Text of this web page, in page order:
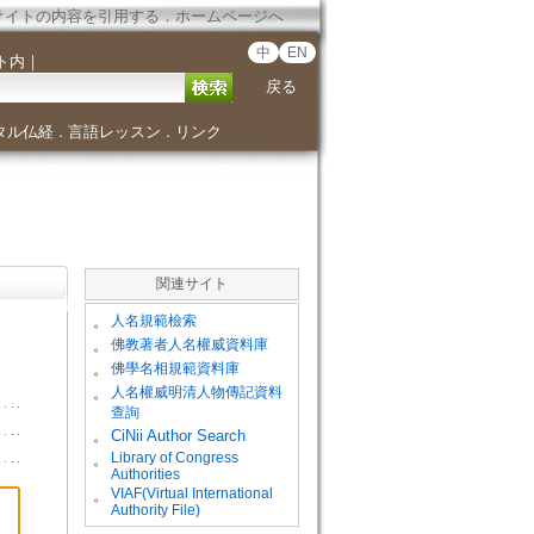
イトの内容を引用する．ホームページへ
内 ｜ 中 EN
戻る
ル仏経． 言語レッスン ． リンク
関連サイト
。 人名規範檢索
。 佛教著者人名權威資料庫
。 佛學名相規範資料庫
。
人名權威明清人物傳記資料
查詢
。
CiNii Author Search
。
Library of Congress
Authorities
。
VIAF(Virtual International
Authority File)